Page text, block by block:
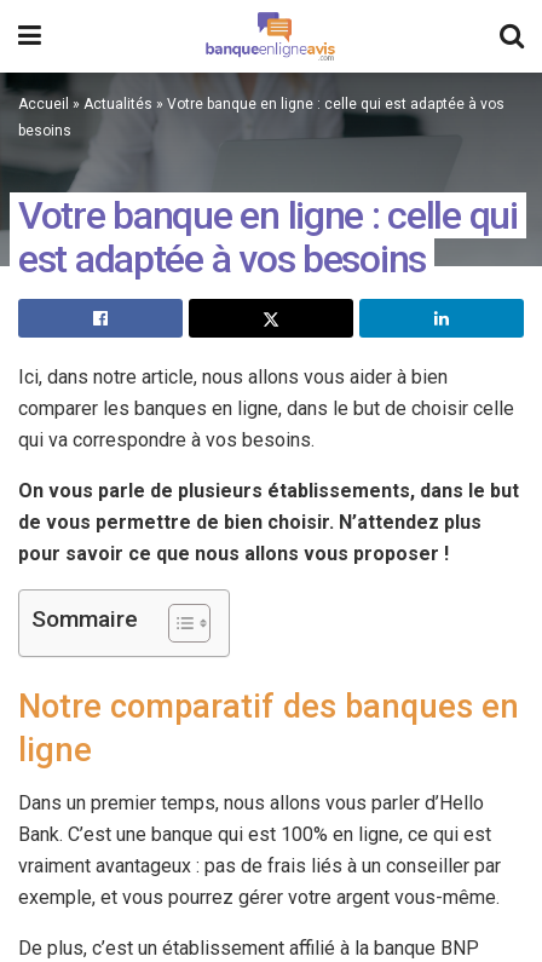
Accueil » Actualités » Votre banque en ligne : celle qui est adaptée à vos
besoins
Votre banque en ligne : celle qui
est adaptée à vos besoins
Ici, dans notre article, nous allons vous aider à bien
comparer les banques en ligne, dans le but de choisir celle
qui va correspondre à vos besoins.
On vous parle de plusieurs établissements, dans le but
de vous permettre de bien choisir. N’attendez plus
pour savoir ce que nous allons vous proposer !
Sommaire
Notre comparatif des banques en
ligne
Dans un premier temps, nous allons vous parler d’Hello
Bank. C’est une banque qui est 100% en ligne, ce qui est
vraiment avantageux : pas de frais liés à un conseiller par
exemple, et vous pourrez gérer votre argent vous-même.
De plus, c’est un établissement affilié à la banque BNP